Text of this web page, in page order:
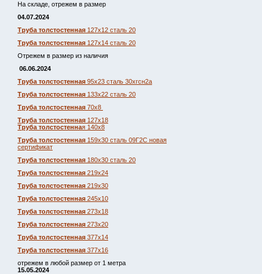
На складе, отрежем в размер
04.07.2024
Труба толстостенная 127х12 сталь 20
Труба толстостенная 127х14 сталь 20
Отрежем в размер из наличия
06.06.2024
Труба толстостенная 95х23 сталь 30хгсн2а
Труба толстостенная 133х22 сталь 20
Труба толстостенная 70х8
Труба толстостенная 127х18
Труба толстостенная 140х8
Труба толстостенная 159х30 сталь 09Г2С новая
сертификат
Труба толстостенная 180х30 сталь 20
Труба толстостенная 219х24
Труба толстостенная 219х30
Труба толстостенная 245х10
Труба толстостенная 273х18
Труба толстостенная 273х20
Труба толстостенная 377х14
Труба толстостенная 377х16
отрежем в любой размер от 1 метра
15.05.2024